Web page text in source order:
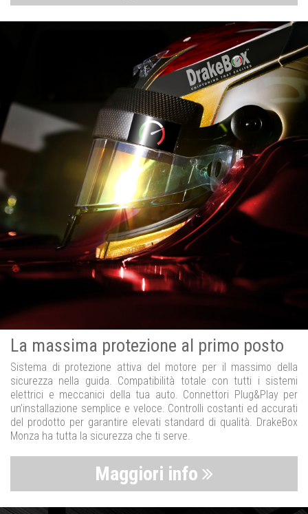
La massima protezione al primo posto
Sistema di protezione attiva del motore per il massimo della
sicurezza nella guida. Compatibilità totale con tutti i sistemi
elettrici e meccanici della tua auto. Connettori Plug&Play per
un’installazione semplice e veloce. Controlli costanti ed accurati
del prodotto per garantire elevati standard di qualità. DrakeBox
Monza ha tutta la sicurezza che ti serve.
Maggiori info